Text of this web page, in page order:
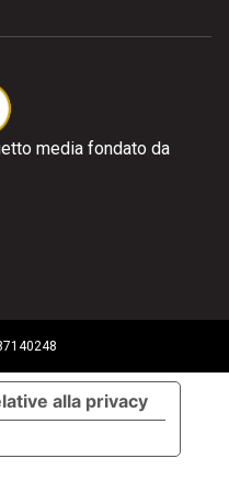
media fondato da
alla privacy